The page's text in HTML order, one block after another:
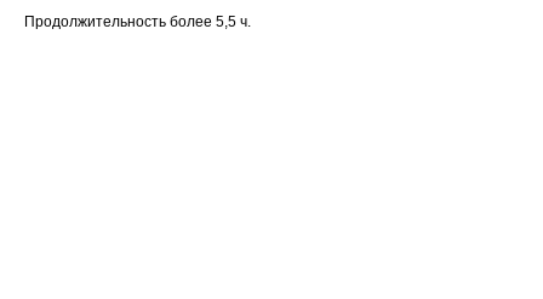
Продолжительность более 5,5 ч.